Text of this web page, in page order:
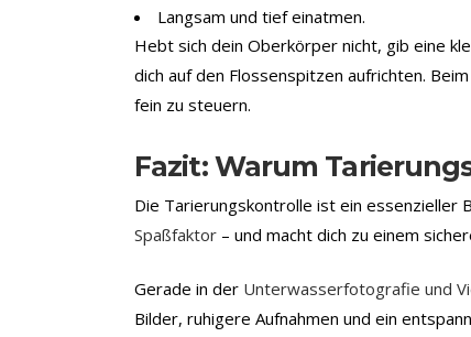
Langsam und tief einatmen.
Hebt sich dein Oberkörper nicht, gib eine
dich auf den Flossenspitzen aufrichten.
fein zu steuern.
Fazit: Warum
Die Tarierungskontrolle ist ein essenzieller
Spaßfaktor – und macht dich zu einem
Gerade in der Unterwasserfotografie und
Bilder, ruhigere Aufnahmen und ein